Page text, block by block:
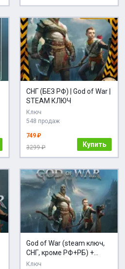
СНГ (БЕЗ РФ) | God of War |
STEAM КЛЮЧ
Ключ
548 продаж
749 ₽
3299 ₽
Купить
God of War (steam ключ,
СНГ, кроме РФ+РБ) +
ПОДАРОК
Ключ